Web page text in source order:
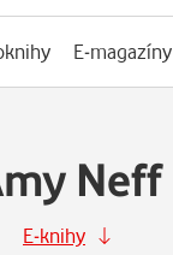
E-magazíny
Neff
E-knihy